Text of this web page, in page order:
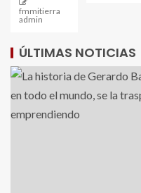
fmmitierra
admin
ÚLTIMAS NOTICIAS